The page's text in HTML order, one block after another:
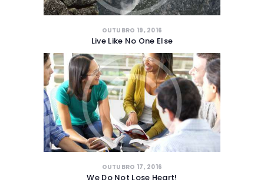
OUTUBRO 19, 2016
Live Like No One Else
OUTUBRO 17, 2016
We Do Not Lose Heart!